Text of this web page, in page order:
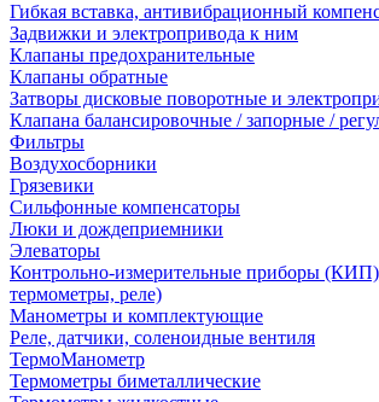
Гибкая вставка, антивибрационный
Задвижки и электропривода к ним
Клапаны предохранительные
Клапаны обратные
Затворы дисковые поворотные и
Клапана балансировочные / запорные /
Фильтры
Воздухосборники
Грязевики
Сильфонные компенсаторы
Люки и дождеприемники
Элеваторы
Контрольно-измерительные приборы
термометры, реле)
Манометры и комплектующие
Реле, датчики, соленоидные вентиля
ТермоМанометр
Термометры биметаллические